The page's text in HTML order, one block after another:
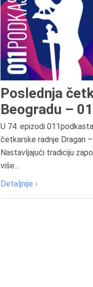
Poslednja
Beogradu –
U 74. epizodi
četkarske radnje Dragan
Nastavljajući tradiciju
više...
Detaljnije ›